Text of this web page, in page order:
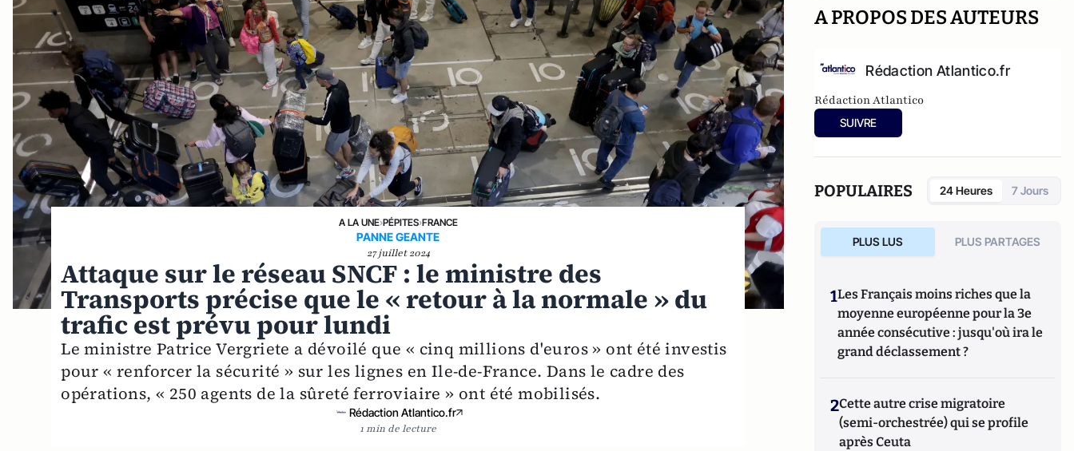
A LA UNE›PÉPITES›FRANCE
PANNE GEANTE
27 juillet 2024
Attaque sur le réseau SNCF : le ministre des
Transports précise que le « retour à la normale » du
trafic est prévu pour lundi
Le ministre Patrice Vergriete a dévoilé que « cinq millions d'euros » ont été investis
pour « renforcer la sécurité » sur les lignes en Ile-de-France. Dans le cadre des
opérations, « 250 agents de la sûreté ferroviaire » ont été mobilisés.
Rédaction Atlantico.fr
1 min de lecture
A PROPOS DES AUTEURS
Rédaction Atlantico.fr
Rédaction Atlantico
SUIVRE
POPULAIRES 24 Heures 7 Jours
PLUS LUS PLUS PARTAGES
1Les Français moins riches que la
moyenne européenne pour la 3e
année consécutive : jusqu'où ira le
grand déclassement ?
2Cette autre crise migratoire
(semi-orchestrée) qui se profile
après Ceuta